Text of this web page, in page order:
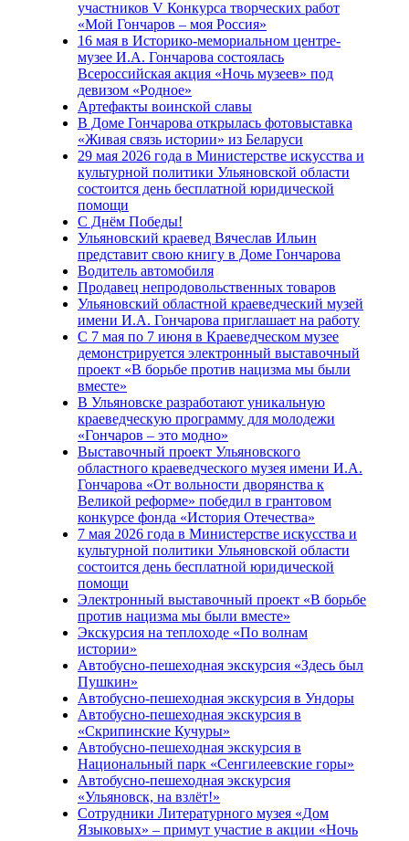
участников V Конкурса творческих работ
«Мой Гончаров – моя Россия»
16 мая в Историко-мемориальном центре-
музее И.А. Гончарова состоялась
Всероссийская акция «Ночь музеев» под
девизом «Родное»
Артефакты воинской славы
В Доме Гончарова открылась фотовыставка
«Живая связь истории» из Беларуси
29 мая 2026 года в Министерстве искусства и
культурной политики Ульяновской области
состоится день бесплатной юридической
помощи
С Днём Победы!
Ульяновский краевед Вячеслав Ильин
представит свою книгу в Доме Гончарова
Водитель автомобиля
Продавец непродовольственных товаров
Ульяновский областной краеведческий музей
имени И.А. Гончарова приглашает на работу
С 7 мая по 7 июня в Краеведческом музее
демонстрируется электронный выставочный
проект «В борьбе против нацизма мы были
вместе»
В Ульяновске разработают уникальную
краеведческую программу для молодежи
«Гончаров – это модно»
Выставочный проект Ульяновского
областного краеведческого музея имени И.А.
Гончарова «От вольности дворянства к
Великой реформе» победил в грантовом
конкурсе фонда «История Отечества»
7 мая 2026 года в Министерстве искусства и
культурной политики Ульяновской области
состоится день бесплатной юридической
помощи
Электронный выставочный проект «В борьбе
против нацизма мы были вместе»
Экскурсия на теплоходе «По волнам
истории»
Автобусно-пешеходная экскурсия «Здесь был
Пушкин»
Автобусно-пешеходная экскурсия в Ундоры
Автобусно-пешеходная экскурсия в
«Скрипинские Кучуры»
Автобусно-пешеходная экскурсия в
Национальный парк «Сенгилеевские горы»
Автобусно-пешеходная экскурсия
«Ульяновск, на взлёт!»
Сотрудники Литературного музея «Дом
Языковых» – примут участие в акции «Ночь